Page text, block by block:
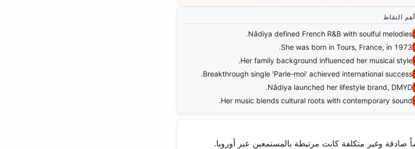
أهم النقاط
Nâdiya defined French R&B with soulful melodies.
She was born in Tours, France, in 1973.
Her family background influenced her musical style.
Breakthrough single 'Parle-moi' achieved international success.
Nâdiya launched her lifestyle brand, DMYD.
Her music blends cultural roots with contemporary sound.